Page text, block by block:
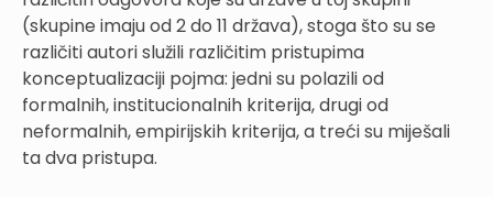
(skupine imaju od 2 do 11 država), stoga što su se
različiti autori služili različitim pristupima
konceptualizaciji pojma: jedni su polazili od
formalnih, institucionalnih kriterija, drugi od
neformalnih, empirijskih kriterija, a treći su miješali
ta dva pristupa.